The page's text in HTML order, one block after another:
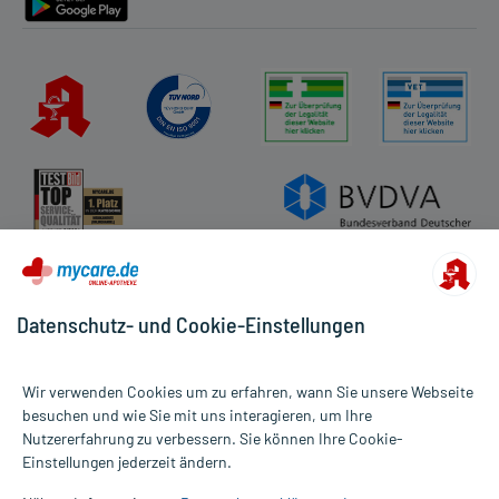
Alle Preise gelten inkl. MwSt., ggf. zzgl. Versandkosten
Informationen auf dieser Website werden ausschließlich für
Datenschutz- und Cookie-Einstellungen
Wir verwenden Cookies um zu erfahren, wann Sie unsere Webseite
besuchen und wie Sie mit uns interagieren, um Ihre
Nutzererfahrung zu verbessern. Sie können Ihre Cookie-
Einstellungen jederzeit ändern.